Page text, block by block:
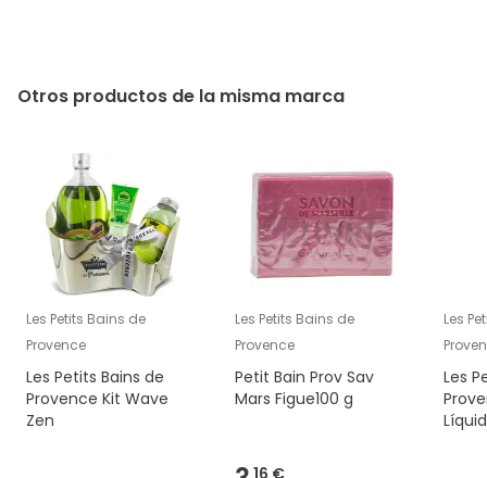
Otros productos de la misma marca
Les Petits Bains de
Provence
Les Petits Bains de
Provence Kit Wave
Zen
Les Petits Bains de
Provence
Petit Bain Prov Sav
Mars Figue100 g
16 €
Les
Les